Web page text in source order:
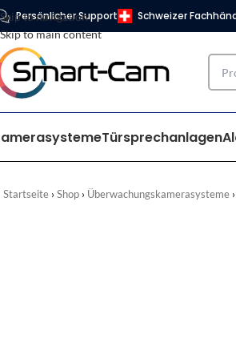
Skip to navigation
Skip to main content
Persönlicher Support Schweizer
Türsprechanlagen
Startseite Shop Überwachungskamerasysteme